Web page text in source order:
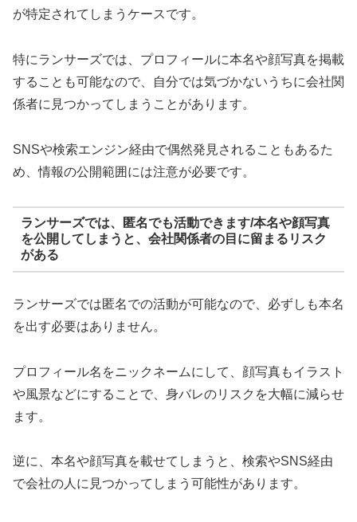
が特定されてしまうケースです。
特にランサーズでは、プロフィールに本名や顔写真を掲載
することも可能なので、自分では気づかないうちに会社関
係者に見つかってしまうことがあります。
SNSや検索エンジン経由で偶然発見されることもあるた
め、情報の公開範囲には注意が必要です。
ランサーズでは、匿名でも活動できます/本名や顔写真
を公開してしまうと、会社関係者の目に留まるリスク
がある
ランサーズでは匿名での活動が可能なので、必ずしも本名
を出す必要はありません。
プロフィール名をニックネームにして、顔写真もイラスト
や風景などにすることで、身バレのリスクを大幅に減らせ
ます。
逆に、本名や顔写真を載せてしまうと、検索やSNS経由
で会社の人に見つかってしまう可能性があります。